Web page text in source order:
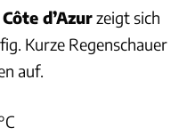
Côte d’Azurzeigt sich
Kurze Regenschauer
auf.